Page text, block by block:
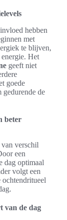
hebben
met
te blijven,
Het
geeft niet
goede
de
beter
verschil
een
dag optimaal
volgt een
ochtendritueel
van de dag